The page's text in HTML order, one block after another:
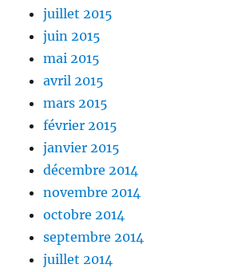
juillet 2015
juin 2015
mai 2015
avril 2015
mars 2015
février 2015
janvier 2015
décembre 2014
novembre 2014
octobre 2014
septembre 2014
juillet 2014